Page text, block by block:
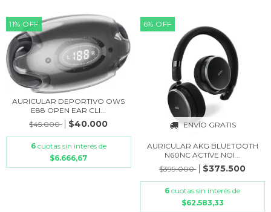
11% OFF
AURICULAR DEPORTIVO OWS
E88 OPEN EAR CLI...
$45.000
$40.000
6 cuotas sin interés de
$6.666,67
6% OFF
ENVÍO GRATIS
AURICULAR AKG BLUETOOTH
N60NC ACTIVE NOI...
$399.000
$375.500
6 cuotas sin interés de
$62.583,33